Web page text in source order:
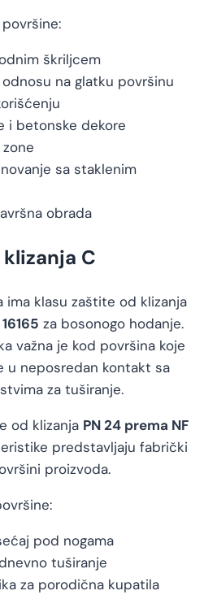
škriljcem
na glatku površinu
i betonske dekore
sa staklenim
obrada
C
klasu zaštite od klizanja
za bosonogo hodanje.
važna je kod površina koje
u neposredan kontakt sa
za tuširanje.
od klizanja PN 24 prema NF
predstavljaju fabrički
proizvoda.
pod nogama
tuširanje
za porodična kupatila